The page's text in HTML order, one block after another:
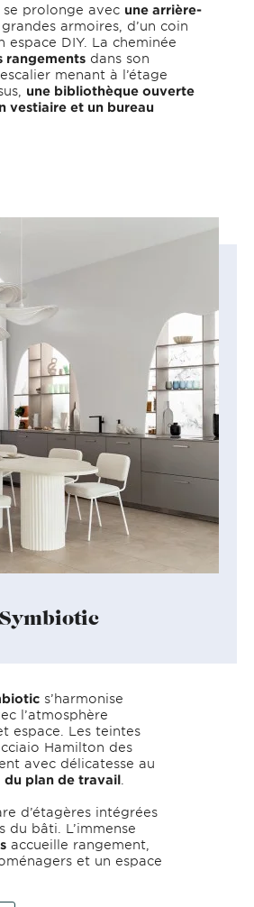
se prolonge avec une arrière-
armoires, d’un coin
espace DIY. La cheminée
rangements dans son
menant à l’étage
une bibliothèque ouverte
vestiaire et un bureau
s’harmonise
l’atmosphère
espace. Les teintes
Hamilton des
avec délicatesse au
du plan de travail.
d’étagères intégrées
du bâti. L’immense
accueille rangement,
et un espace